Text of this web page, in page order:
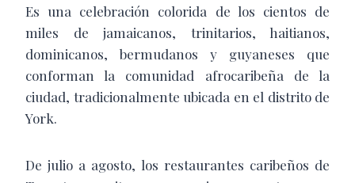
Es una celebración colorida de los cientos de
miles de jamaicanos, trinitarios, haitianos,
dominicanos, bermudanos y guyaneses que
conforman la comunidad afrocaribeña de la
ciudad, tradicionalmente ubicada en el distrito de
York.
De julio a agosto, los restaurantes caribeños de